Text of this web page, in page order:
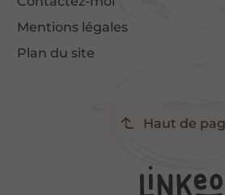
Mentions légales
Plan du site
Haut de